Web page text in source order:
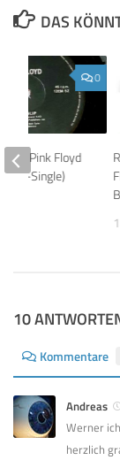
DAS
0
Pink Floyd
Single)
10
Kommentare
Andreas
Werner
herzlich